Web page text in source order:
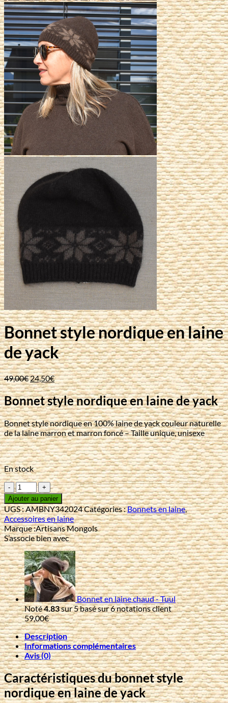
Bonnet style nordique en laine
de yack
49,00€Le
prix
initial
était :
49,00€.
24,50€Le
prix
actuel
est :
24,50€.
Bonnet style nordique en laine de yack
Bonnet style nordique en 100% laine de yack couleur naturelle
de la laine marron et marron foncé – Taille unique, unisexe
En stock
quantité
de
Bonnet
style
nordique
en
laine
de
yack
Ajouter au panier
UGS :AMBNY342024Catégories :Bonnets en laine,
Accessoires en laine
Marque :Artisans Mongols
S’associe bien avec
Bonnet en laine chaud - Tuul
Noté4.83sur 5 basé sur6notations client
59,00€
Description
Informations complémentaires
Avis (0)
Caractéristiques du bonnet style
nordique en laine de yack